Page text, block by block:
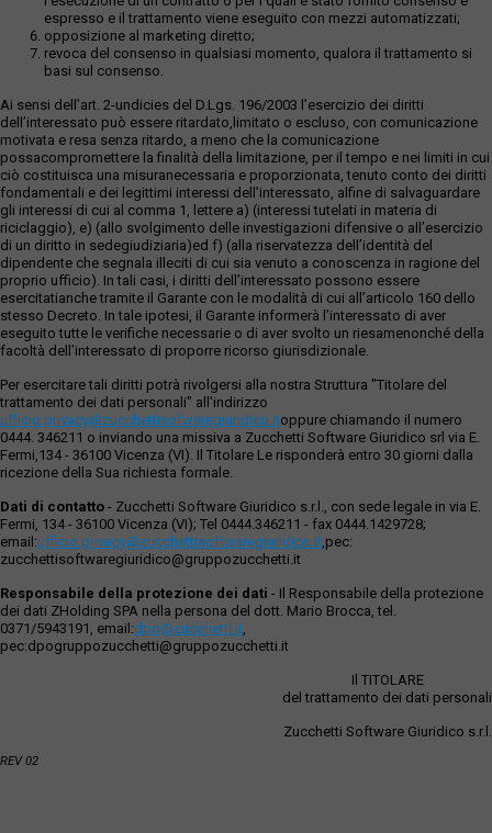
espresso e il trattamento viene eseguito con mezzi automatizzati;
opposizione al marketing diretto;
revoca del consenso in qualsiasi momento, qualora il trattamento si
basi sul consenso.
Ai sensi dell’art. 2-undicies del D.Lgs. 196/2003 l’esercizio dei diritti
dell’interessato può essere ritardato,limitato o escluso, con comunicazione
motivata e resa senza ritardo, a meno che la comunicazione
possacompromettere la finalità della limitazione, per il tempo e nei limiti in cui
ciò costituisca una misuranecessaria e proporzionata, tenuto conto dei diritti
fondamentali e dei legittimi interessi dell’interessato, alfine di salvaguardare
gli interessi di cui al comma 1, lettere a) (interessi tutelati in materia di
riciclaggio), e) (allo svolgimento delle investigazioni difensive o all’esercizio
di un diritto in sedegiudiziaria)ed f) (alla riservatezza dell’identità del
dipendente che segnala illeciti di cui sia venuto a conoscenza in ragione del
proprio ufficio). In tali casi, i diritti dell’interessato possono essere
esercitatianche tramite il Garante con le modalità di cui all’articolo 160 dello
stesso Decreto. In tale ipotesi, il Garante informerà l’interessato di aver
eseguito tutte le verifiche necessarie o di aver svolto un riesamenonché della
facoltà dell’interessato di proporre ricorso giurisdizionale.
Per esercitare tali diritti potrà rivolgersi alla nostra Struttura "Titolare del
trattamento dei dati personali" all'indirizzo
ufficio.privacy@zucchettisofwaregiuridico.itoppure chiamando il numero
0444. 346211 o inviando una missiva a Zucchetti Software Giuridico srl via E.
Fermi,134 - 36100 Vicenza (VI). Il Titolare Le risponderà entro 30 giorni dalla
ricezione della Sua richiesta formale.
Dati di contatto - Zucchetti Software Giuridico s.r.l., con sede legale in via E.
Fermi, 134 - 36100 Vicenza (VI); Tel 0444.346211 - fax 0444.1429728;
email:ufficio.privacy@zucchettisoftwaregiuridico.it,pec:
zucchettisoftwaregiuridico@gruppozucchetti.it
Responsabile della protezione dei dati - Il Responsabile della protezione
dei dati ZHolding SPA nella persona del dott. Mario Brocca, tel.
0371/5943191, email:dpo@zucchetti.it,
pec:dpogruppozucchetti@gruppozucchetti.it
Il TITOLARE
del trattamento dei dati personali
Zucchetti Software Giuridico s.r.l.
REV 02